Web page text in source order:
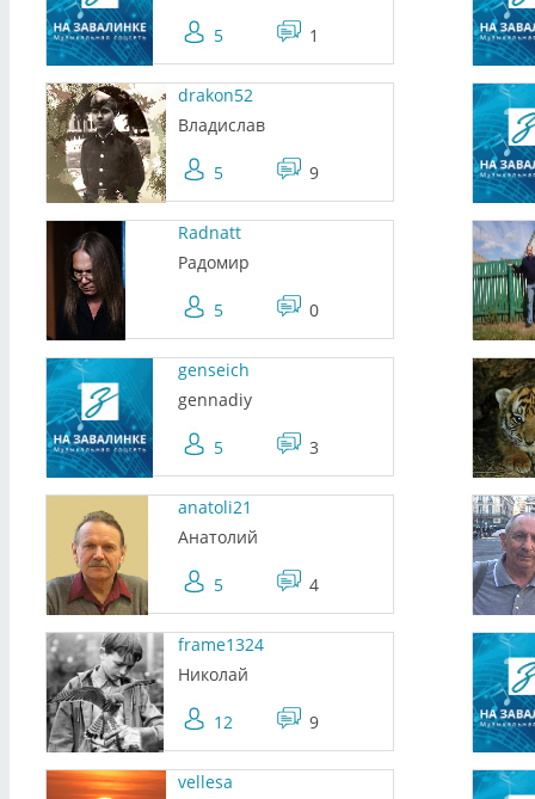
5 1
drakon52
Владислав
5 9
Radnatt
Радомир
5 0
genseich
gennadiy
5 3
anatoli21
Анатолий
5 4
frame1324
Николай
12 9
vellesa